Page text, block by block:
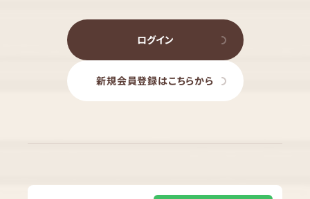
ログイン
新規会員登録はこちらから